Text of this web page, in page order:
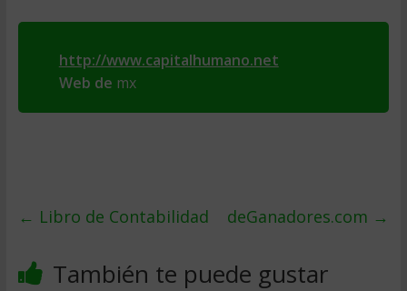
http://www.capitalhumano.net
Web de mx
← Libro de Contabilidad deGanadores.com →
También te puede gustar